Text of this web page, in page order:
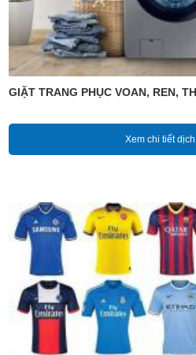
GIẶT TRANG PHỤC VOAN, REN,
Xem chi tiết